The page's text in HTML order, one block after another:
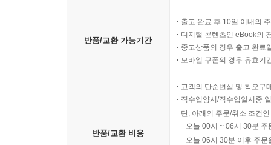
반품/교환 가능기간
출고 완료 후 10일 이내의
디지털 콘텐츠인 eBook의
중고상품의 경우 출고 완료
모바일 쿠폰의 경우 유효기
반품/교환 비용
고객의 단순변심 및 착오구
직수입양서/직수입일서중
단, 아래의 주문/취소 조건
오늘 00시 ~ 06시 30분
오늘 06시 30분 이후 주